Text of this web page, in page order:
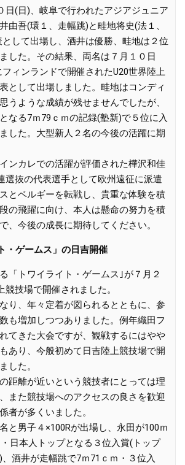
日(日)、岐阜で行われたアジアジュニア
由吾(環１、走幅跳)と畦地将史(法１、
して出場し、酒井は優勝、畦地は２位
した。その結果、両名は７月１０日
ィンランドで開催されたU20世界陸上
として出場しました。畦地はコンディ
うような成績が残せませんでしたが、
なる7ｍ79ｃｍの記録(塾新)で５位に入
した。大型新人２名の今後の活躍に期
ンカレでの活躍が評価された樺沢和佳
選抜の代表選手として欧州遠征に派遣
とベルギーを転戦し、貴重な体験を積
の飛躍に向け、本人は懸命の努力を積
、今後の成長に期待してください。
・ゲームス」の日吉開催
「トワイライト・ゲームス｣が７月２
競技場で開催されました。
り、年々定着が図られるとともに、参
も増加しつつありました。例年織田フ
てきた大会ですが、観戦するにはやや
あり、今般初めて日吉陸上競技場で開
した。
距離が近いという競技者にとっては理
また競技場へのアクセスの良さを歓迎
者が多くいました。
と男子４×100Rが出場し、永田が100ｍ
日本人トップとなる３位入賞(トップ
酒井が走幅跳で7ｍ71ｃｍ・３位入